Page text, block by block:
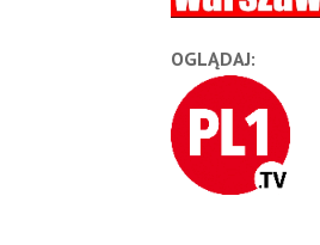
OGLĄDAJ: